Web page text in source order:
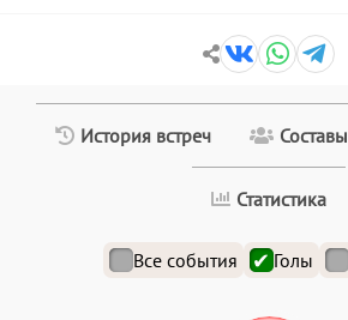
История встреч Составы
Статистика
Все события Голы